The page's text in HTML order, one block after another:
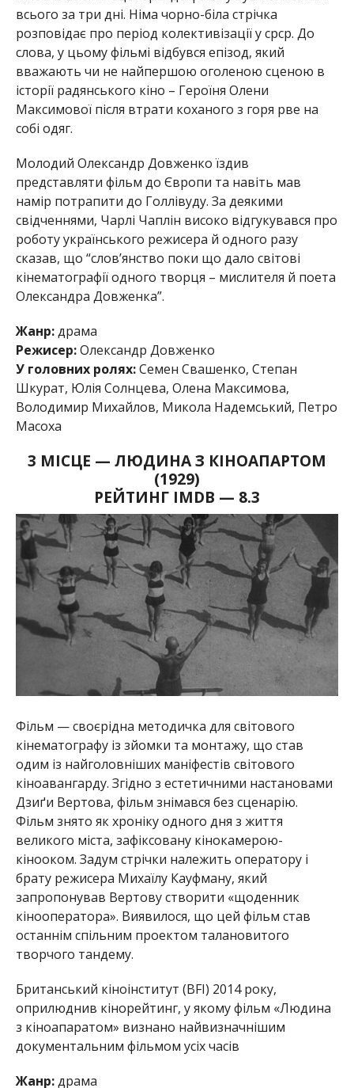
всього за три дні. Німа чорно-біла стрічка
розповідає про період колективізації у срср. До
слова, у цьому фільмі відбувся епізод, який
вважають чи не найпершою оголеною сценою в
історії радянського кіно – Героїня Олени
Максимової після втрати коханого з горя рве на
собі одяг.
Молодий Олександр Довженко їздив
представляти фільм до Європи та навіть мав
намір потрапити до Голлівуду. За деякими
свідченнями, Чарлі Чаплін високо відгукувався про
роботу українського режисера й одного разу
сказав, що “слов’янство поки що дало світові
кінематографії одного творця – мислителя й поета
Олександра Довженка”.
Жанр:драма
Режисер:Олександр Довженко
У головних ролях:Семен Свашенко, Степан
Шкурат, Юлія Солнцева, Олена Максимова,
Володимир Михайлов, Микола Надемський, Петро
Масоха
3 МІСЦЕ — ЛЮДИНА З КІНОАПАРТОМ
(1929)
РЕЙТИНГ IMDB — 8.3
Фільм — своєрідна методичка для світового
кінематографу із зйомки та монтажу, що став
одим із найголовніших маніфестів світового
кіноавангарду. Згідно з естетичними настановами
Дзиґи Вертова, фільм знімався без сценарію.
Фільм знято як хроніку одного дня з життя
великого міста, зафіксовану кінокамерою-
кінооком. Задум стрічки належить оператору і
брату режисера Михаїлу Кауфману, який
запропонував Вертову створити «щоденник
кінооператора». Виявилося, що цей фільм став
останнім спільним проектом талановитого
творчого тандему.
Британський кіноінститут (BFI) 2014 року,
оприлюднив кінорейтинг, у якому фільм «Людина
з кіноапаратом» визнано найвизначнішим
документальним фільмом усіх часів
Жанр:драма